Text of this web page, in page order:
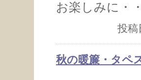
お楽しみに・
投稿
秋の暖簾・タペ